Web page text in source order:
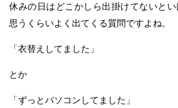
休みの日はどこかしら出掛けてないと
思うくらいよく出てくる質問ですよね。
「衣替えしてました」
とか
「ずっとパソコンしてました」